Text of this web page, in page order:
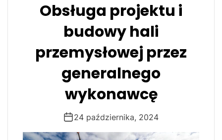
Obsługa projektu i
budowy hali
przemysłowej przez
generalnego
wykonawcę
24 października, 2024